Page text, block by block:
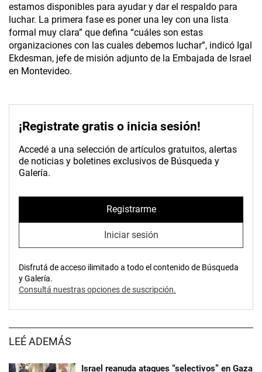
estamos disponibles para ayudar y dar el respaldo para
luchar. La primera fase es poner una ley con una lista
formal muy clara” que defina “cuáles son estas
organizaciones con las cuales debemos luchar”, indicó Igal
Ekdesman, jefe de misión adjunto de la Embajada de Israel
en Montevideo.
¡Registrate gratis o inicia sesión!
Accedé a una selección de artículos gratuitos, alertas
de noticias y boletines exclusivos de Búsqueda y
Galería.
Registrarme
Iniciar sesión
Disfrutá de acceso ilimitado a todo el contenido de Búsqueda
y Galería.
Consultá nuestras opciones de suscripción.
LEÉ ADEMÁS
Israel reanuda ataques “selectivos” en Gaza